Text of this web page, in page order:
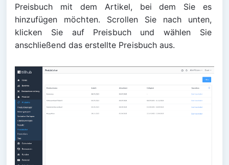
Preisbuch mit dem Artikel, bei dem Sie es
hinzufügen möchten. Scrollen Sie nach unten,
klicken Sie auf Preisbuch und wählen Sie
anschließend das erstellte Preisbuch aus.